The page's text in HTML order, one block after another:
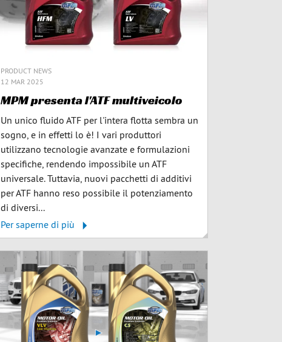
PRODUCT NEWS
12 MAR 2025
MPM presenta l'ATF multiveicolo
Un unico fluido ATF per l'intera flotta sembra un
sogno, e in effetti lo è! I vari produttori
utilizzano tecnologie avanzate e formulazioni
specifiche, rendendo impossibile un ATF
universale. Tuttavia, nuovi pacchetti di additivi
per ATF hanno reso possibile il potenziamento
di diversi...
Per saperne di più